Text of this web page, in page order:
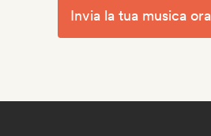
Invia la tua musica ora